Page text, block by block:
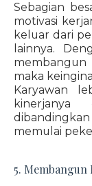
Sebagian
motivasi
keluar dari
lainnya.
membangun
maka
Karyawan
kinerjanya
memulai
5.